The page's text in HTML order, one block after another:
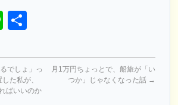
Line
でしょ」っ
た私が、
ばいいのか
月1万円ちょっとで、船旅が「い
つか」じゃなくなった話 →